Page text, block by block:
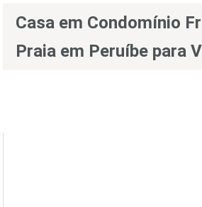
Casa em Condomínio
Praia em Peruíbe para